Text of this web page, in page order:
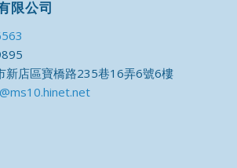
限公司
新店區寶橋路235巷16弄6號6樓